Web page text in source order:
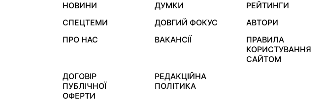
НОВИНИ ДУМКИ
РЕЙТИНГИ
СПЕЦТЕМИ
ДОВГИЙ ФОКУС
АВТОРИ
ПРО НАС
ВАКАНСІЇ
ПРАВИЛА
КОРИСТУВАННЯ
САЙТОМ
ДОГОВІР
ПУБЛІЧНОЇ
ОФЕРТИ
РЕДАКЦІЙНА
ПОЛІТИКА